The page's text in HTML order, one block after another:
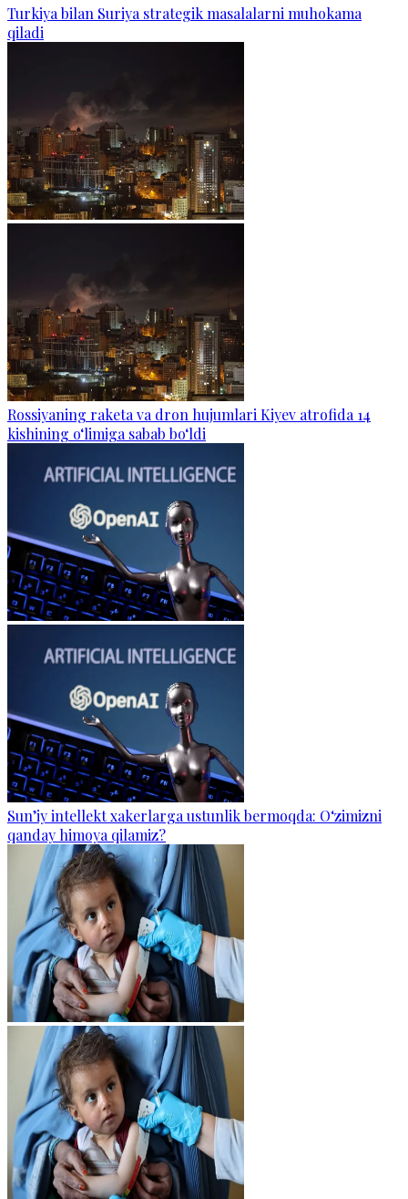
Turkiya bilan Suriya strategik masalalarni muhokama
qiladi
Rossiyaning raketa va dron hujumlari Kiyev atrofida 14
kishining o‘limiga sabab bo‘ldi
Sun’iy intellekt xakerlarga ustunlik bermoqda: O‘zimizni
qanday himoya qilamiz?